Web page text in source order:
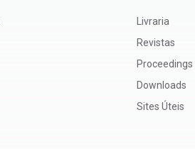
Livraria
Revistas
Proceedings
Downloads
Sites Úteis